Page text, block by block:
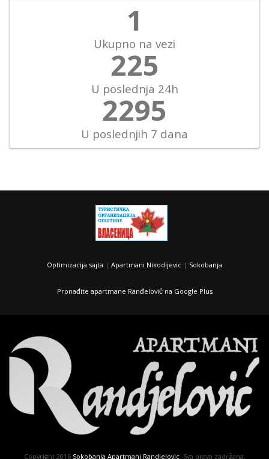
1
Ukupno na vezi
251
U poslednja 24h
2560
U poslednjih 7 dana
Optimizacija sajta | Apartmani Nikodijevic | Sokobanja
Pronađite apartmane Ranđelović na Google Plus